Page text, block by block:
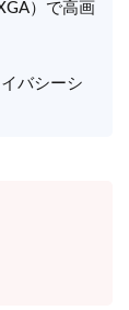
）で高画
バシーシ